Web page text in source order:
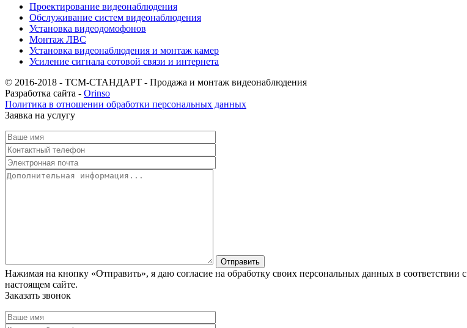
Проектирование видеонаблюдения
Обслуживание систем видеонаблюдения
Установка видеодомофонов
Монтаж ЛВС
Установка видеонаблюдения и монтаж камер
Усиление сигнала сотовой связи и интернета
© 2016-2018 - ТСМ-СТАНДАРТ - Продажа и монтаж видеонаблюдения
Разработка сайта - Orinso
Политика в отношении обработки персональных данных
Заявка на услугу
Нажимая на кнопку «Отправить», я даю согласие на обработку своих персональных данных в соответствии с
настоящем сайте.
Заказать звонок